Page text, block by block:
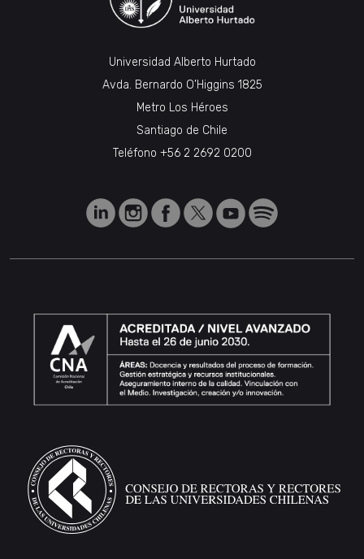
Universidad Alberto Hurtado
Avda. Bernardo O’Higgins 1825
Metro Los Héroes
Santiago de Chile
Teléfono +56 2 2692 0200